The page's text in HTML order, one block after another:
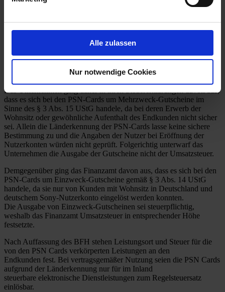
Alle zulassen
Nur notwendige Cookies
Cards Guthaben auf ihr Nutzerkonto laden und damit im PlayStation
deutsche Länderkennung. Nach den Vorgaben von Sony können sie
nur von solchen Nutzerkonten eingelöst werden, die auf eine
wahrheitsgemäßen Dateneingabe auf.
Das Unternehmen ging daher in ihren Steuererklärungen davon aus,
dass es sich bei den PSN-Cards um Mehrzweck-Gutscheine im
Sinne des § 3 Abs. 15 UStG handele, da bei deren Erwerb der
Wohnsitz oder gewöhnliche Aufenthalt des Endkunden nicht sicher
sei. Allein die Länderkennung der PSN-Cards lasse keine sichere
Bestimmung zu und die Angaben der Nutzer bei Eröffnung der
Nutzerkonten würden nicht geprüft. Folgerichtig unterwarf das
Unternehmen die Ausgabe der Gutscheine nicht der Umsatzsteuer.
Demgegenüber ging das Finanzamt davon aus, dass es sich bei den
PSN-Cards um Einzweck-Gutscheine gemäß § 3 Abs. 14 UStG
handele, da sie nur von Kunden mit Wohnsitz in Deutschland und
deutschem Sony-Nutzerkonto eingelöst werden konnten.
Die Ausgabe von Einzweck-Gutscheinen sei steuerpflichtig,
weshalb das Finanzamt Umsatzsteuer in entsprechender Höhe
festsetzte.
Nach Auffassung des BFH stehen Leistungsort und Steuer für die
von den PSN Cards verkörperten Leistungen an den
Endkunden fest. Bei vertragsgemäßer Nutzung seien die PSN Cards
aufgrund der Länderkennung nur für im Inland
steuerbare elektronische Dienstleistungen zum Regelsteuersatz
einlösbar.